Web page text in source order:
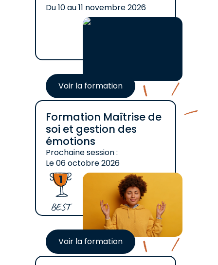
Du10au11 novembre 2026
Voir la formation
Formation Maîtrise de
soi et gestion des
émotions
BEST
Prochaine session :
Le06 octobre 2026
Voir la formation